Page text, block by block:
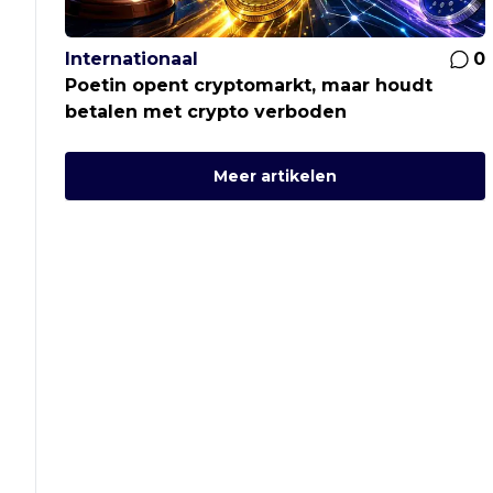
Internationaal
0
Poetin opent cryptomarkt, maar houdt
betalen met crypto verboden
Meer artikelen